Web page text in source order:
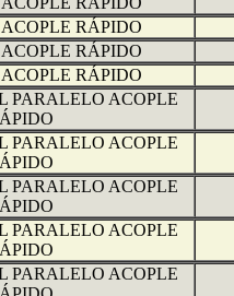
RÁPIDO
RÁPIDO
RÁPIDO
PARALELO ACOPLE
PARALELO ACOPLE
PARALELO ACOPLE
PARALELO ACOPLE
PARALELO ACOPLE